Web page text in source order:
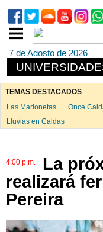
7 de Agosto de 2026
TEMAS DESTACADOS
Las Marionetas
Once
Lluvias en Caldas
4:00 p.m.
La
realizará
Pereira